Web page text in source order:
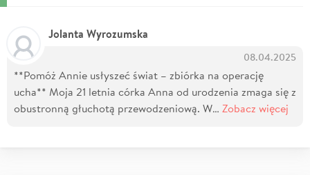
Jolanta Wyrozumska
08.04.2025
**Pomóż Annie usłyszeć świat – zbiórka na operację
ucha** Moja 21 letnia córka Anna od urodzenia zmaga się z
obustronną głuchotą przewodzeniową. W… Zobacz więcej